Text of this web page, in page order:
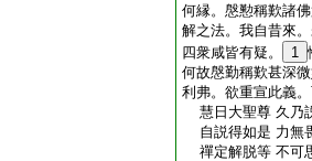
何縁。慇懃稱歎諸
解之法。我自昔來
四衆咸皆有疑。
1
何故慇勤稱歎甚深
利弗。欲重宣此義
慧日大聖尊 久乃
自説得如是 力無
禪定解脱等 不可